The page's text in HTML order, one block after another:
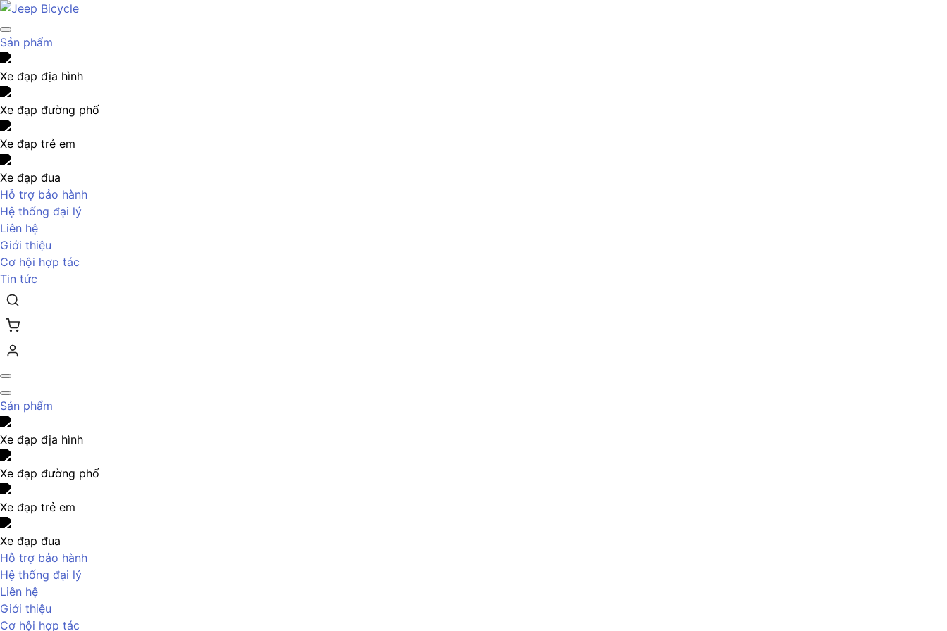
Sản phẩm
Xe đạp địa hình
Xe đạp đường phố
Xe đạp trẻ em
Xe đạp đua
Hỗ trợ bảo hành
Hệ thống đại lý
Liên hệ
Giới thiệu
Cơ hội hợp tác
Tin tức
Sản phẩm
Xe đạp địa hình
Xe đạp đường phố
Xe đạp trẻ em
Xe đạp đua
Hỗ trợ bảo hành
Hệ thống đại lý
Liên hệ
Giới thiệu
Cơ hội hợp tác